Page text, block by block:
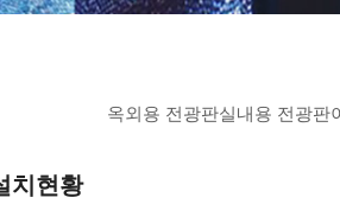
옥외용 전광판실내용 전광판
치현황